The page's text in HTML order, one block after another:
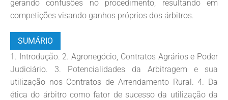
gerando confusões no procedimento, resultando em
competições visando ganhos próprios dos árbitros.
SUMÁRIO
1. Introdução. 2. Agronegócio, Contratos Agrários e Poder
Judiciário. 3. Potencialidades da Arbitragem e sua
utilização nos Contratos de Arrendamento Rural. 4. Da
ética do árbitro como fator de sucesso da utilização da